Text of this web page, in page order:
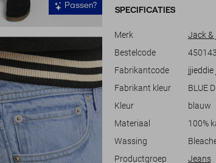
Passen?
touch toevoegt aan je outfit.
comfortabel. De normale
informele
sneakers voor een
loafers voor een iets
stijl.
SPECIFICATIES
Merk
Jack &
Bestelcode
Fabrikantcode
Fabrikant kleur
BLUE
Kleur
blauw
Materiaal
100%
Wassing
Productgroep
Jeans